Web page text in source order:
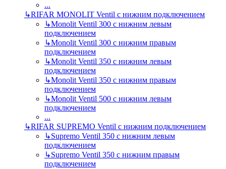
...
↳RIFAR MONOLIT Ventil с нижним подключением
↳Monolit Ventil 300 с нижним левым
подключением
↳Monolit Ventil 300 с нижним правым
подключением
↳Monolit Ventil 350 с нижним левым
подключением
↳Monolit Ventil 350 с нижним правым
подключением
↳Monolit Ventil 500 с нижним левым
подключением
...
↳RIFAR SUPREMO Ventil с нижним подключением
↳Supremo Ventil 350 с нижним левым
подключением
↳Supremo Ventil 350 с нижним правым
подключением